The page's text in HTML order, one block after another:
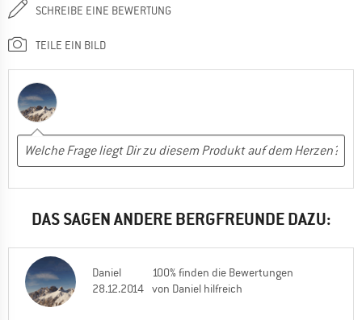
SCHREIBE EINE BEWERTUNG
TEILE EIN BILD
DAS SAGEN ANDERE BERGFREUNDE DAZU:
Daniel
28.12.2014
100% finden die Bewertungen
von Daniel hilfreich